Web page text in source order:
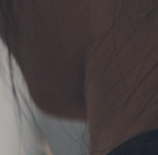
フォ